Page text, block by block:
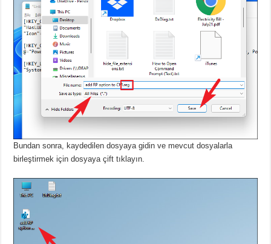
Bundan sonra, kaydedilen dosyaya gidin ve mevcut dosyalarla
birleştirmek için dosyaya çift tıklayın.